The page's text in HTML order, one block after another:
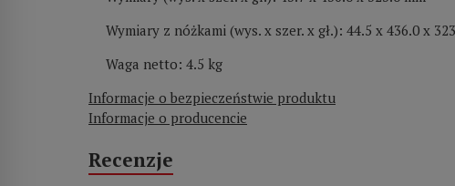
Wymiary z nóżkami (wys. x szer. x gł.): 44.5 x 436.0 x
Waga netto: 4.5 kg
Informacje o bezpieczeństwie produktu
Informacje o producencie
Recenzje